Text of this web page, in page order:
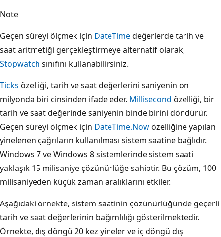
Note
Geçen süreyi ölçmek için DateTimedeğerlerde tarih ve
saat aritmetiği gerçekleştirmeye alternatif olarak,
Stopwatch sınıfını kullanabilirsiniz.
Ticks özelliği, tarih ve saat değerlerini saniyenin on
milyonda biri cinsinden ifade eder. Millisecond özelliği, bir
tarih ve saat değerinde saniyenin binde birini döndürür.
Geçen süreyi ölçmek için DateTime.Nowözelliğine yapılan
yinelenen çağrıların kullanılması sistem saatine bağlıdır.
Windows 7 ve Windows 8 sistemlerinde sistem saati
yaklaşık 15 milisaniye çözünürlüğe sahiptir. Bu çözüm, 100
milisaniyeden küçük zaman aralıklarını etkiler.
Aşağıdaki örnekte, sistem saatinin çözünürlüğünde geçerli
tarih ve saat değerlerinin bağımlılığı gösterilmektedir.
Örnekte, dış döngü 20 kez yineler ve iç döngü dış